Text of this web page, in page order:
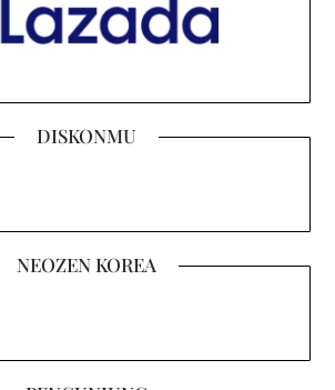
DISKONMU
NEOZEN KOREA